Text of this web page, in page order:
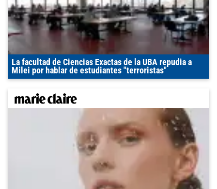
La facultad de Ciencias Exactas de la UBA repudia a
Milei por hablar de estudiantes "terroristas"